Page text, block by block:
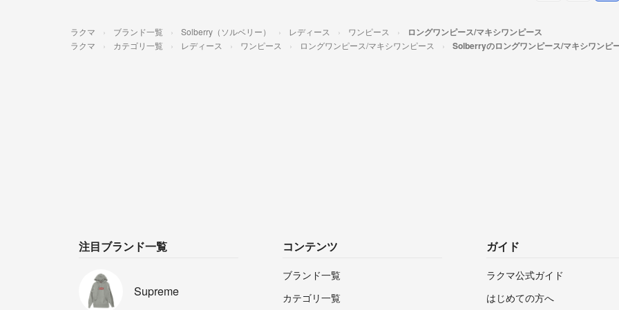
ラクマ ブランド一覧 Solberry（ソルベリー） レディース ワンピース ロングワンピース/マキシワンピース
ラクマ カテゴリ一覧 レディース ワンピース ロングワンピース/マキシワンピース Solberryのロングワンピース/マキシワンピ
注目ブランド一覧
Supreme
コンテンツ
ブランド一覧
カテゴリ一覧
ガイド
ラクマ公式ガイド
はじめての方へ